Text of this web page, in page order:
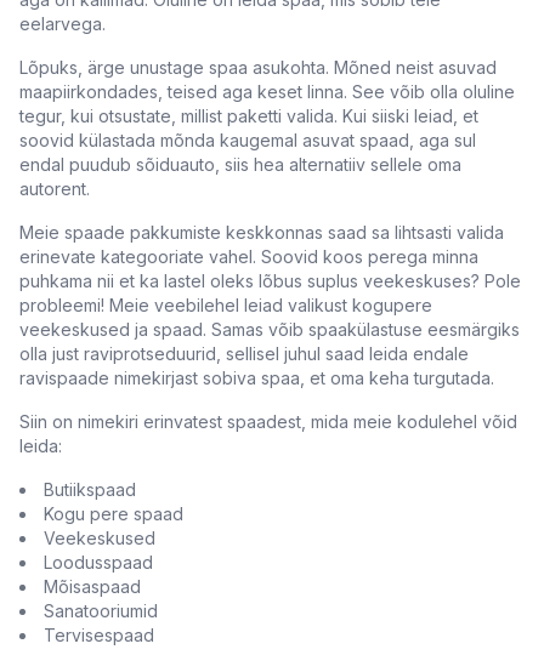
eelarvega.
Lõpuks, ärge unustage spaa asukohta. Mõned neist asuvad
maapiirkondades, teised aga keset linna. See võib olla oluline
tegur, kui otsustate, millist paketti valida. Kui siiski leiad, et
soovid külastada mõnda kaugemal asuvat spaad, aga sul
endal puudub sõiduauto, siis hea alternatiiv sellele oma
autorent.
Meie spaade pakkumiste keskkonnas saad sa lihtsasti valida
erinevate kategooriate vahel. Soovid koos perega minna
puhkama nii et ka lastel oleks lõbus suplus veekeskuses? Pole
probleemi! Meie veebilehel leiad valikust kogupere
veekeskused ja spaad. Samas võib spaakülastuse eesmärgiks
olla just raviprotseduurid, sellisel juhul saad leida endale
ravispaade nimekirjast sobiva spaa, et oma keha turgutada.
Siin on nimekiri erinvatest spaadest, mida meie kodulehel võid
leida:
Butiikspaad
Kogu pere spaad
Veekeskused
Loodusspaad
Mõisaspaad
Sanatooriumid
Tervisespaad